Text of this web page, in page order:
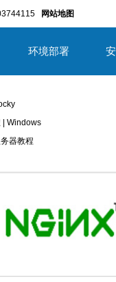
网站地图
环境部署
| Windows
器教程